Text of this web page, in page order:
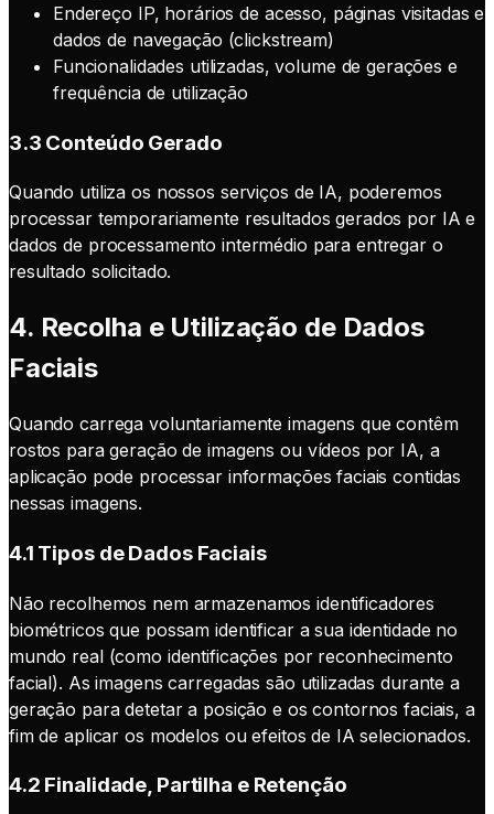
Endereço IP, horários de acesso, páginas visitadas e
dados de navegação (clickstream)
Funcionalidades utilizadas, volume de gerações e
frequência de utilização
3.3 Conteúdo Gerado
Quando utiliza os nossos serviços de IA, poderemos
processar temporariamente resultados gerados por IA e
dados de processamento intermédio para entregar o
resultado solicitado.
4. Recolha e Utilização de Dados
Faciais
Quando carrega voluntariamente imagens que contêm
rostos para geração de imagens ou vídeos por IA, a
aplicação pode processar informações faciais contidas
nessas imagens.
4.1 Tipos de Dados Faciais
Não recolhemos nem armazenamos identificadores
biométricos que possam identificar a sua identidade no
mundo real (como identificações por reconhecimento
facial). As imagens carregadas são utilizadas durante a
geração para detetar a posição e os contornos faciais, a
fim de aplicar os modelos ou efeitos de IA selecionados.
4.2 Finalidade, Partilha e Retenção